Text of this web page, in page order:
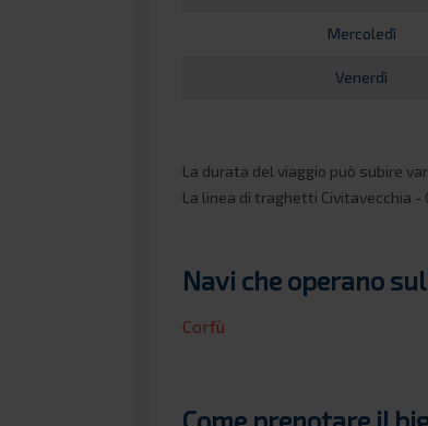
Mercoledì
Venerdì
La durata del viaggio può subire
La linea di traghetti Civitavecchia
Navi che operano
Corfù